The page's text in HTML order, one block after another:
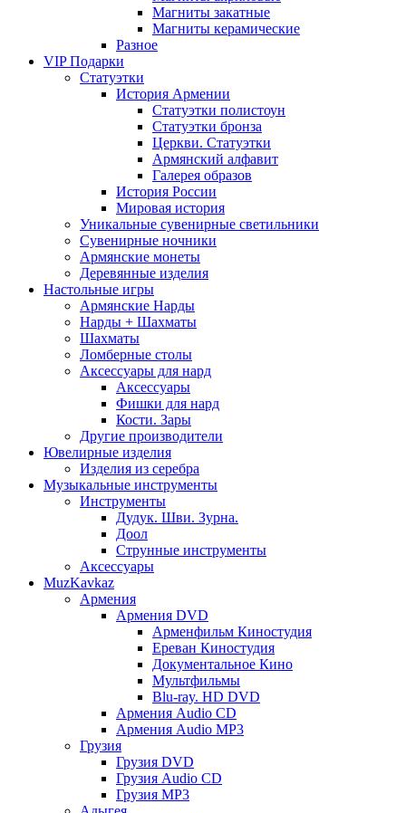
Магниты закатные
Магниты керамические
Разное
VIP Подарки
Статуэтки
История Армении
Статуэтки полистоун
Статуэтки бронза
Церкви. Статуэтки
Армянский алфавит
Галерея образов
История России
Мировая история
Уникальные сувенирные светильники
Сувенирные ночники
Армянские монеты
Деревянные изделия
Настольные игры
Армянские Нарды
Нарды + Шахматы
Шахматы
Ломберные столы
Аксессуары для нард
Аксессуары
Фишки для нард
Кости. Зары
Другие производители
Ювелирные изделия
Изделия из серебра
Музыкальные инструменты
Инструменты
Дудук. Шви. Зурна.
Доол
Струнные инструменты
Аксессуары
MuzKavkaz
Армения
Армения DVD
Арменфильм Киностудия
Ереван Киностудия
Документальное Кино
Мультфильмы
Blu-ray. HD DVD
Армения Audio CD
Армения Audio MP3
Грузия
Грузия DVD
Грузия Audio CD
Грузия MP3